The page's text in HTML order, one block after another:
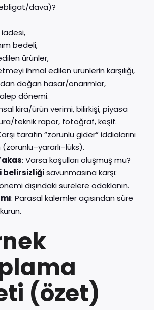
dava)?
iadesi,
bedeli,
ürünler,
ihmal edilen ürünlerin karşılığı,
doğan hasar/onarımlar,
dönemi.
kira/ürün verimi, bilirkişi, piyasa
teknik rapor, fotoğraf, keşif.
tarafın “zorunlu gider” iddialarını
(zorunlu–yararlı–lüks).
: Varsa koşulları oluşmuş mu?
belirsizliğisavunmasına karşı:
dışındaki sürelere odaklanın.
: Parasal kalemler açısından süre
(özet)